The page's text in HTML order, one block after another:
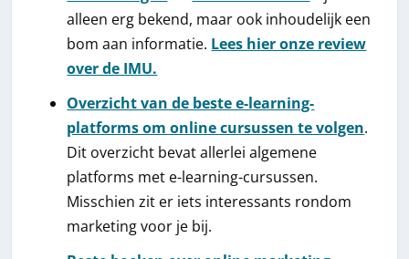
alleen erg bekend, maar ook inhoudelijk een
bom aan informatie. Lees hier onze review
over de IMU.
Overzicht van de beste e-learning-
platforms om online cursussen te volgen.
Dit overzicht bevat allerlei algemene
platforms met e-learning-cursussen.
Misschien zit er iets interessants rondom
marketing voor je bij.